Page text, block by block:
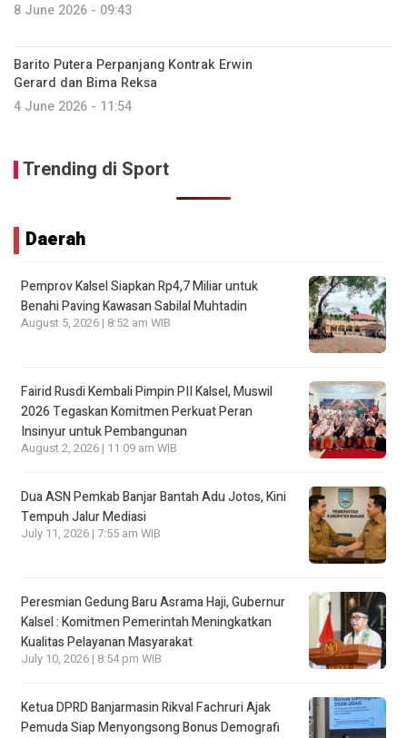
8 June 2026 - 09:43
Barito Putera Perpanjang Kontrak Erwin
Gerard dan Bima Reksa
4 June 2026 - 11:54
Trending di Sport
Daerah
Pemprov Kalsel Siapkan Rp4,7 Miliar untuk
Benahi Paving Kawasan Sabilal Muhtadin
August 5, 2026 | 8:52 am WIB
Fairid Rusdi Kembali Pimpin PII Kalsel, Muswil
2026 Tegaskan Komitmen Perkuat Peran
Insinyur untuk Pembangunan
August 2, 2026 | 11:09 am WIB
Dua ASN Pemkab Banjar Bantah Adu Jotos, Kini
Tempuh Jalur Mediasi
July 11, 2026 | 7:55 am WIB
Peresmian Gedung Baru Asrama Haji, Gubernur
Kalsel : Komitmen Pemerintah Meningkatkan
Kualitas Pelayanan Masyarakat
July 10, 2026 | 8:54 pm WIB
Ketua DPRD Banjarmasin Rikval Fachruri Ajak
Pemuda Siap Menyongsong Bonus Demografi